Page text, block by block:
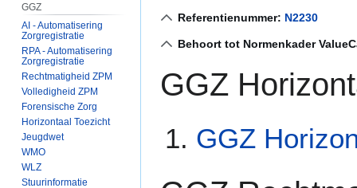
Referentienummer: N2230
Behoort tot Normenkader
GGZ
GGZ
GGZ
AI - Automatisering
Zorgregistratie
RPA - Automatisering
Zorgregistratie
Rechtmatigheid ZPM
Volledigheid ZPM
Forensische Zorg
Horizontaal Toezicht
Jeugdwet
WMO
WLZ
Stuurinformatie